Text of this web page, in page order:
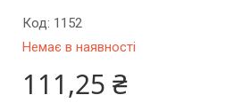
Немає в наявності
Код: 1152
111,25 ₴